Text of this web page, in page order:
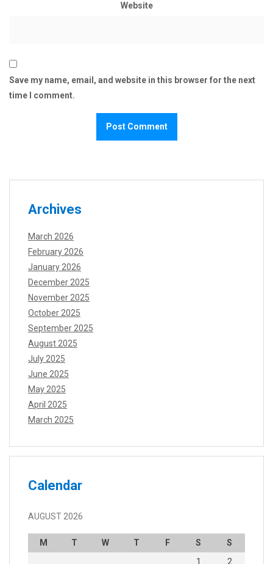
Website
Save my name, email, and website in this browser for the next
time I comment.
Archives
March 2026
February 2026
January 2026
December 2025
November 2025
October 2025
September 2025
August 2025
July 2025
June 2025
May 2025
April 2025
March 2025
Calendar
AUGUST 2026
M T W T F S
S
1
2